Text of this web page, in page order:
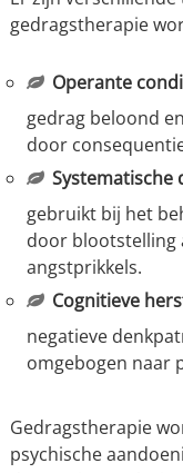
gedragstherapie
Operante
gedrag beloond
door
Systematische
gebruikt bij het
door blootstelling
angstprikkels.
Cognitieve
negatieve
omgebogen naar
Gedragstherapie
psychische